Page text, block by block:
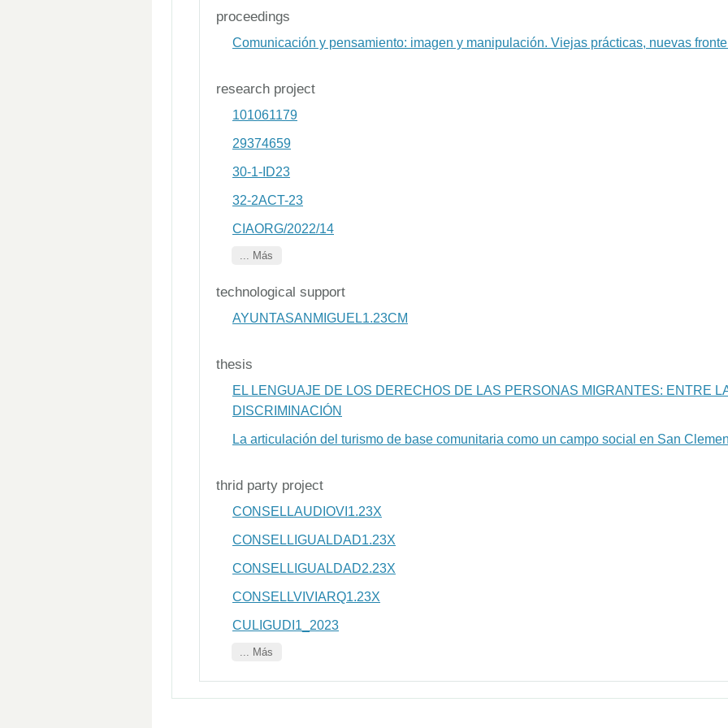
proceedings
Comunicación y pensamiento: imagen y manipulación. Viejas prácticas, nuevas
research project
101061179
29374659
30-1-ID23
32-2ACT-23
CIAORG/2022/14
... Más
technological support
AYUNTASANMIGUEL1.23CM
thesis
EL LENGUAJE DE LOS DERECHOS DE LAS PERSONAS MIGRANTES: ENTRE
DISCRIMINACIÓN
La articulación del turismo de base comunitaria como un campo social en San
thrid party project
CONSELLAUDIOVI1.23X
CONSELLIGUALDAD1.23X
CONSELLIGUALDAD2.23X
CONSELLVIVIARQ1.23X
CULIGUDI1_2023
... Más